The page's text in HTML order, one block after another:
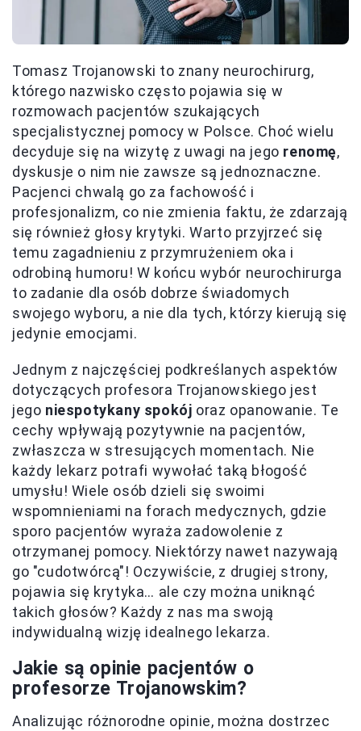
Tomasz Trojanowski to znany neurochirurg,
którego nazwisko często pojawia się w
rozmowach pacjentów szukających
specjalistycznej pomocy w Polsce. Choć wielu
decyduje się na wizytę z uwagi na jego renomę,
dyskusje o nim nie zawsze są jednoznaczne.
Pacjenci chwalą go za fachowość i
profesjonalizm, co nie zmienia faktu, że zdarzają
się również głosy krytyki. Warto przyjrzeć się
temu zagadnieniu z przymrużeniem oka i
odrobiną humoru! W końcu wybór neurochirurga
to zadanie dla osób dobrze świadomych
swojego wyboru, a nie dla tych, którzy kierują się
jedynie emocjami.
Jednym z najczęściej podkreślanych aspektów
dotyczących profesora Trojanowskiego jest
jego niespotykany spokój oraz opanowanie. Te
cechy wpływają pozytywnie na pacjentów,
zwłaszcza w stresujących momentach. Nie
każdy lekarz potrafi wywołać taką błogość
umysłu! Wiele osób dzieli się swoimi
wspomnieniami na forach medycznych, gdzie
sporo pacjentów wyraża zadowolenie z
otrzymanej pomocy. Niektórzy nawet nazywają
go "cudotwórcą"! Oczywiście, z drugiej strony,
pojawia się krytyka… ale czy można uniknąć
takich głosów? Każdy z nas ma swoją
indywidualną wizję idealnego lekarza.
Jakie są opinie pacjentów o
profesorze Trojanowskim?
Analizując różnorodne opinie, można dostrzec